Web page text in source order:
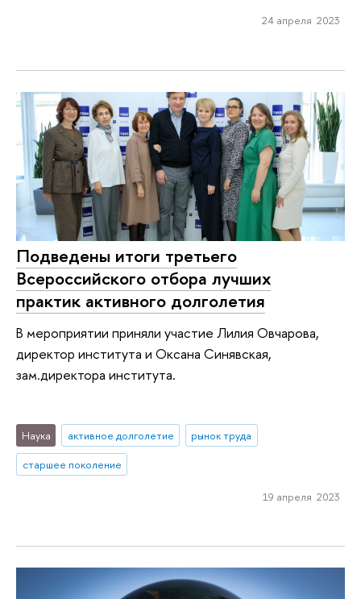
24 апреля 2023
Подведены итоги третьего
Всероссийского отбора лучших
практик активного долголетия
В мероприятии приняли участие Лилия Овчарова,
директор института и Оксана Синявская,
зам.директора института.
Наука активное долголетие
рынок труда
старшее поколение
19 апреля 2023